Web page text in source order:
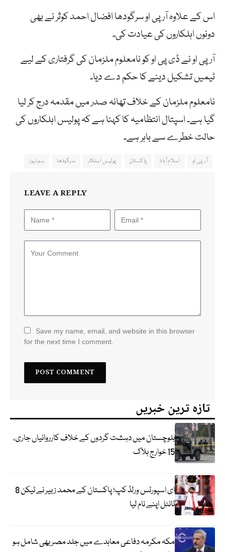
اس کے علاوہ آر پی او سرگودھا افضال احمد کوثر نے بھی
دونوں اہلکاروں کی عیادت کی۔
آر پی او نے ڈی پی او کو نامعلوم ملزمان کی گرفتاری کے لیے
ٹیمیں تشکیل دینے کا حکم دے دیا۔
نامعلوم ملزمان کے خلاف تھانہ صدر میں مقدمہ درج کر لیا
گیا ہے۔ اسپتال انتظامیہ کا کہنا ہے کہ پولیس اہلکاروں کی
حالت خطرے سے باہر ہے۔
آر پی او اسلام آباد پاکستان پولیس اہلکار سرگودھا ہم نیوز
LEAVE A REPLY
Save my name, email, and website in this browser
for the next time I comment.
تازہ ترین خبریں
بلوچستان میں دہشت گردوں کے خلاف کارروائیاں جاری،
15 خوارج ہلاک
ای اسپورٹس ورلڈ کپ؛ پاکستان کے محمد زبیر نے ٹیکن 8
ٹائٹل اپنے نام لیا
مکہ مکرمہ دفاعی معاہدے میں جلد مصر بھی شامل ہو